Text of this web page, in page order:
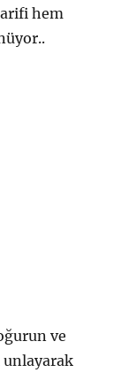
hem
ve
unlayarak